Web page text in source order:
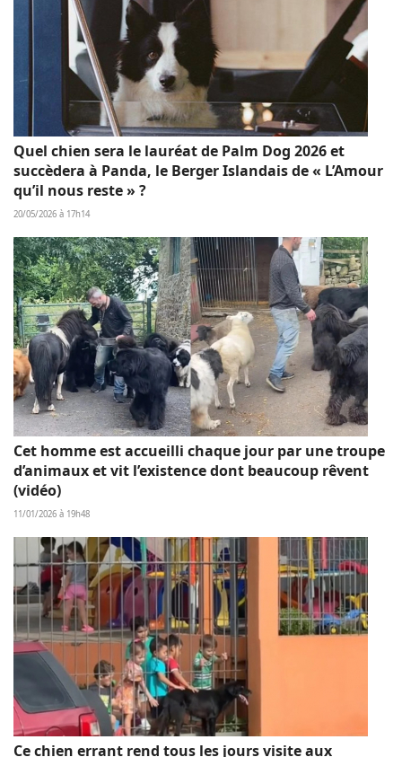
Quel chien sera le lauréat de Palm Dog 2026 et
succèdera à Panda, le Berger Islandais de « L’Amour
qu’il nous reste » ?
20/05/2026 à 17h14
Cet homme est accueilli chaque jour par une troupe
d’animaux et vit l’existence dont beaucoup rêvent
(vidéo)
11/01/2026 à 19h48
Ce chien errant rend tous les jours visite aux